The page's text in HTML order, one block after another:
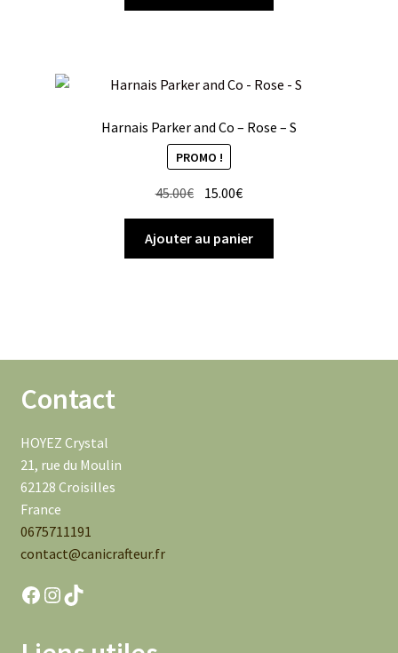
était :
est :
Harnais Parker and Co – Rose – S
PROMO !
45.00€ Le
prix
initial
était :
15.00€Le
prix
actuel
est :
Ajouter au panier
Contact
HOYEZ Crystal
21, rue du Moulin
62128 Croisilles
France
0675711191
contact@canicrafteur.fr
Facebook
Instagram
TikTok